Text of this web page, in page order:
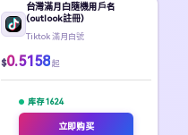
台灣滿月白隨機用戶名
(outlook註冊)
Tiktok 滿月白號
$0.5158 起
库存 1624
立即购买